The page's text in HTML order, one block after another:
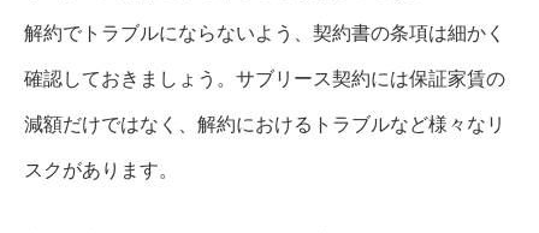
解約でトラブルにならないよう、契約書の条項は細かく
確認しておきましょう。サブリース契約には保証家賃の
減額だけではなく、解約におけるトラブルなど様々なリ
スクがあります。